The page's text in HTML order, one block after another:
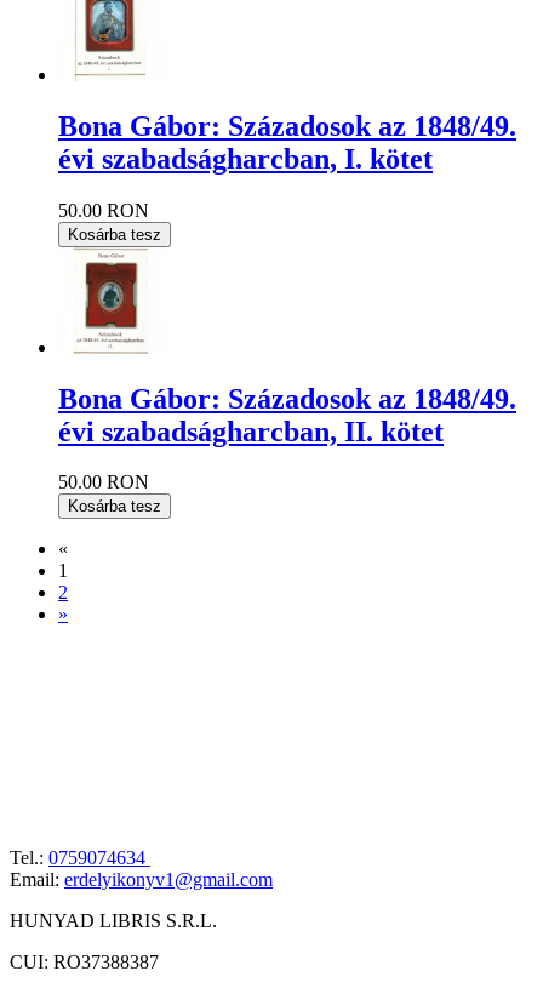
Bona Gábor: Századosok az 1848/49.
évi szabadságharcban, I. kötet
50.00 RON
Kosárba tesz
Bona Gábor: Századosok az 1848/49.
évi szabadságharcban, II. kötet
50.00 RON
Kosárba tesz
«
1
2
»
Tel.: 0759074634
Email: erdelyikonyv1@gmail.com
HUNYAD LIBRIS S.R.L.
CUI: RO37388387